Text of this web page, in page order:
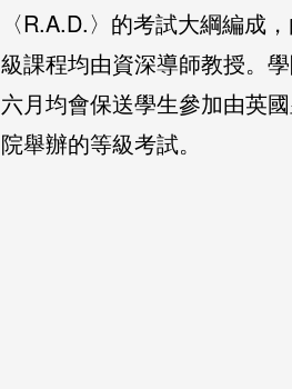
〈R.A.D.〉的考試大綱編成
級課程均由資深導師教授。
六月均會保送學生參加由英
院舉辦的等級考試。